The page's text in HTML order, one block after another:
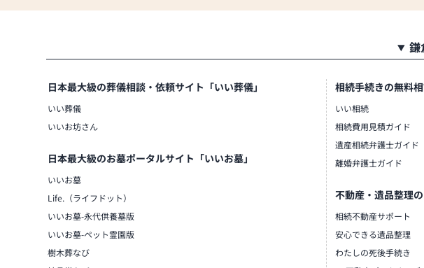
鎌
日本最大級の葬儀相談・依頼サイト「いい葬儀」
いい葬儀
いいお坊さん
日本最大級のお墓ポータルサイト「いいお墓」
いいお墓
Life.（ライフドット）
いいお墓-永代供養墓版
いいお墓-ペット霊園版
樹木葬なび
相続手続きの無料
いい相続
相続費用見積ガイド
遺産相続弁護士ガイド
離婚弁護士ガイド
不動産・遺品整理
相続不動産サポート
安心できる遺品整理
わたしの死後手続き